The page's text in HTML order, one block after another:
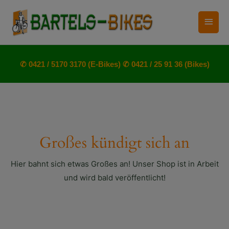
Inhalt
springen
✆ 0421 / 5170 3170 (E-Bikes) ✆ 0421 / 25 91 36 (Bikes)
Großes kündigt sich an
Hier bahnt sich etwas Großes an! Unser Shop ist in Arbeit
und wird bald veröffentlicht!